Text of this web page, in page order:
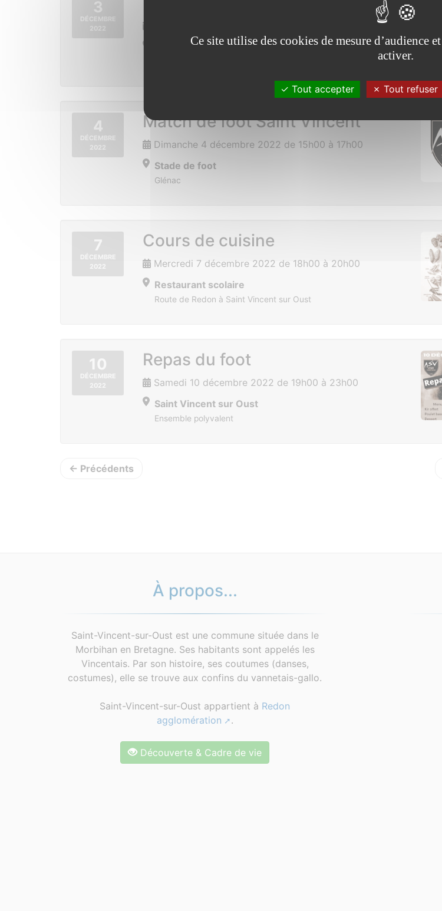
3
Place de la mairie
4
DÉCEMBRE
2022
Match de foot Saint Vincent
Dimanche 4 décembre 2022 de 15h00 à 17h00
Stade de foot
Glénac
7
DÉCEMBRE
2022
Cours de cuisine
Mercredi 7 décembre 2022 de 18h00 à 20h00
Restaurant scolaire
Route de Redon à Saint Vincent sur Oust
10
DÉCEMBRE
2022
Repas du foot
Samedi 10 décembre 2022 de 19h00 à 23h00
Saint Vincent sur Oust
Ensemble polyvalent
← Précédents
À propos...
Saint-Vincent-sur-Oust est une commune située dans le
Morbihan en Bretagne. Ses habitants sont appelés les
Vincentais. Par son histoire, ses coutumes (danses,
costumes), elle se trouve aux confins du vannetais-gallo.
Saint-Vincent-sur-Oust appartient à Redon
agglomération
.
Découverte & Cadre de vie
Ce site utilise des cookies de mesure d’audience
activer.
Tout accepter Tout refuser